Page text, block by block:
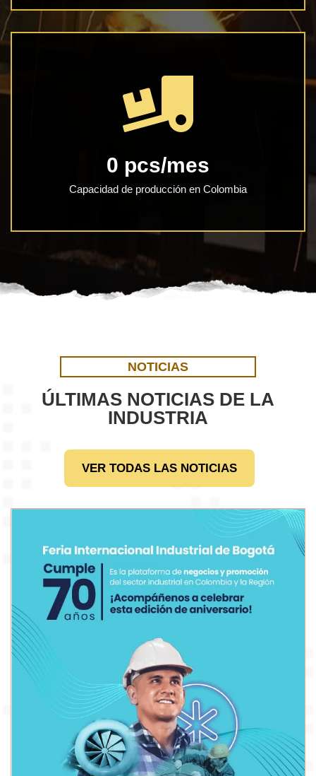
Capacidad de producción en Colombia
0 pcs/mes
NOTICIAS
ÚLTIMAS NOTICIAS DE LA
INDUSTRIA
VER TODAS LAS NOTICIAS